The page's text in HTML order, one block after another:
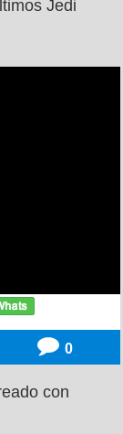
Jedi
0
con